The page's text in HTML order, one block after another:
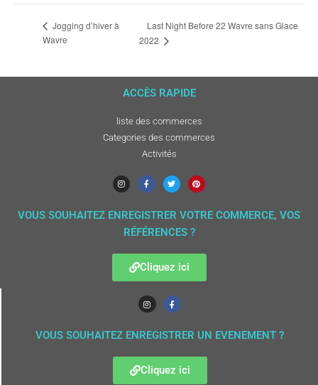
Jogging d’hiver à
Wavre
Last Night Before 22 Wavre sans Glace
2022
ACCÈS RAPIDE
liste des commerces
Categories des commerces
Activités
VOUS SOUHAITEZ ENREGISTRER VOTRE COMMERCE, VOS
RÉFÉRENCES ?
Cliquez ici
VOUS SOUHAITEZ ENREGISTRER UN EVENEMENT ?
Cliquez ici